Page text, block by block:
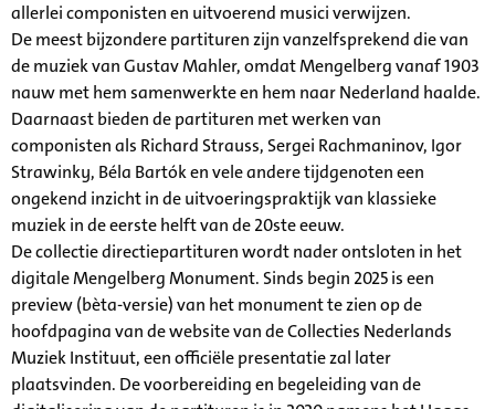
allerlei componisten en uitvoerend musici verwijzen.
De meest bijzondere partituren zijn vanzelfsprekend die van
de muziek van Gustav Mahler, omdat Mengelberg vanaf 1903
nauw met hem samenwerkte en hem naar Nederland haalde.
Daarnaast bieden de partituren met werken van
componisten als Richard Strauss, Sergei Rachmaninov, Igor
Strawinky, Béla Bartók en vele andere tijdgenoten een
ongekend inzicht in de uitvoeringspraktijk van klassieke
muziek in de eerste helft van de 20ste eeuw.
De collectie directiepartituren wordt nader ontsloten in het
digitale Mengelberg Monument. Sinds begin 2025 is een
preview (bèta-versie) van het monument te zien op de
hoofdpagina van de website van de Collecties Nederlands
Muziek Instituut, een officiële presentatie zal later
plaatsvinden. De voorbereiding en begeleiding van de